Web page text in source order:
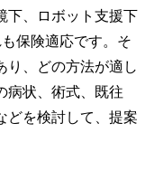
下、ロボット支援下
保険適応です。そ
り、どの方法が適し
病状、術式、既往
どを検討して、提案